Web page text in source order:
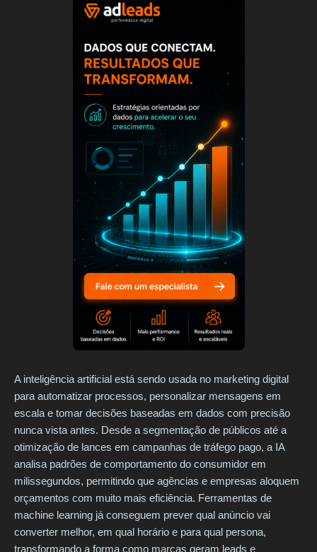
A inteligência artificial está sendo usada no marketing digital
para automatizar processos, personalizar mensagens em
escala e tomar decisões baseadas em dados com precisão
nunca vista antes. Desde a segmentação de públicos até a
otimização de lances em campanhas de tráfego pago, a IA
analisa padrões de comportamento do consumidor em
milissegundos, permitindo que agências e empresas aloquem
orçamentos com muito mais eficiência. Ferramentas de
machine learning já conseguem prever qual anúncio vai
converter melhor, em qual horário e para qual persona,
transformando a forma como marcas geram leads e